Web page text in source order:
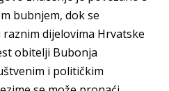
bubnjem, dok se
dijelovima Hrvatske
obitelji Bubonja
i političkim